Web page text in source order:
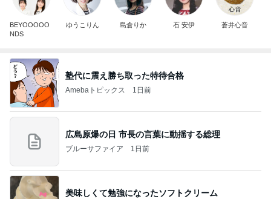
BEYOOOOO
NDS
ゆうこりん 島倉りか 石 安伊 蒼井心音
塾代に震え勝ち取った特待合格
Amebaトピックス 1日前
広島原爆の日 市長の言葉に動揺する総理
ブルーサファイア 1日前
美味しくて勉強になったソフトクリーム